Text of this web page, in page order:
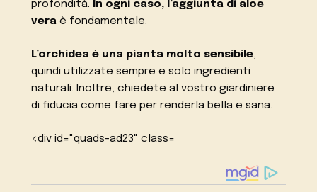
profondità. In ogni caso, l’aggiunta di aloe
vera è fondamentale.
L’orchidea è una pianta molto sensibile,
quindi utilizzate sempre e solo ingredienti
naturali. Inoltre, chiedete al vostro giardiniere
di fiducia come fare per renderla bella e sana.
<div id="quads-ad23" class=